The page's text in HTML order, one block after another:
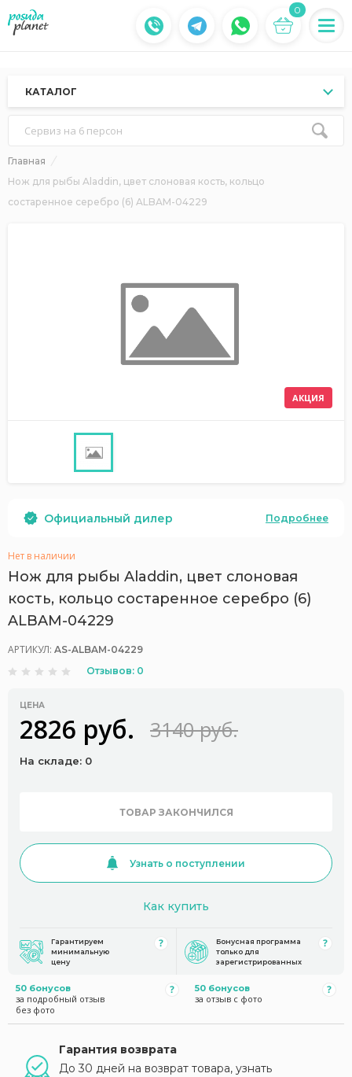
0
КАТАЛОГ
Сервиз на 6 персон
Главная
Нож для рыбы Aladdin, цвет слоновая кость, кольцо
состаренное серебро (6) ALBAM-04229
АКЦИЯ
Официальный дилер Подробнее
Нет в наличии
Нож для рыбы Aladdin, цвет слоновая
кость, кольцо состаренное серебро (6)
ALBAM-04229
АРТИКУЛ: AS-ALBAM-04229
Отзывов: 0
ЦЕНА
2826 руб. 3140 руб.
На складе: 0
ТОВАР ЗАКОНЧИЛСЯ
Узнать о поступлении
Как купить
Гарантируем
минимальную
цену
Бонусная программа
только для
зарегистрированных
50 бонусов
за подробный отзыв
без фото
50 бонусов
за отзыв с фото
Гарантия возврата
До 30 дней на возврат товара, узнать